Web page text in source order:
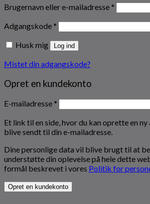
Brugernavn eller e-mailadresse *
Adgangskode *
Husk mig Log ind
Mistet din adgangskode?
Opret en kundekonto
E-mailadresse * Påkrævet
Et link til en side, hvor du kan oprette en
blive sendt til din e-mailadresse.
Dine personlige data vil blive brugt til at
understøtte din oplevelse på hele dette
formål beskrevet i vores Politik for
Opret en kundekonto